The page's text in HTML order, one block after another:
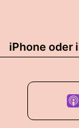
iPhone oder